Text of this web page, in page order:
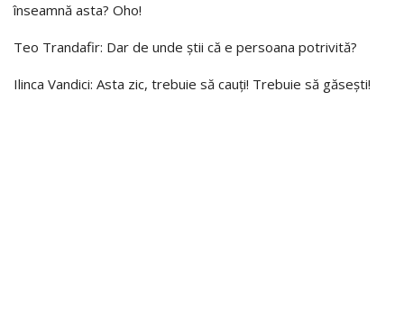
înseamnă asta? Oho!
Teo Trandafir: Dar de unde știi că e persoana potrivită?
Ilinca Vandici: Asta zic, trebuie să cauți! Trebuie să găsești!